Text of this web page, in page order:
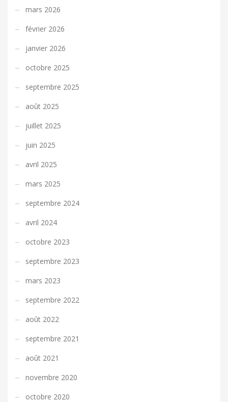
mars 2026
février 2026
janvier 2026
octobre 2025
septembre 2025
août 2025
juillet 2025
juin 2025
avril 2025
mars 2025
septembre 2024
avril 2024
octobre 2023
septembre 2023
mars 2023
septembre 2022
août 2022
septembre 2021
août 2021
novembre 2020
octobre 2020